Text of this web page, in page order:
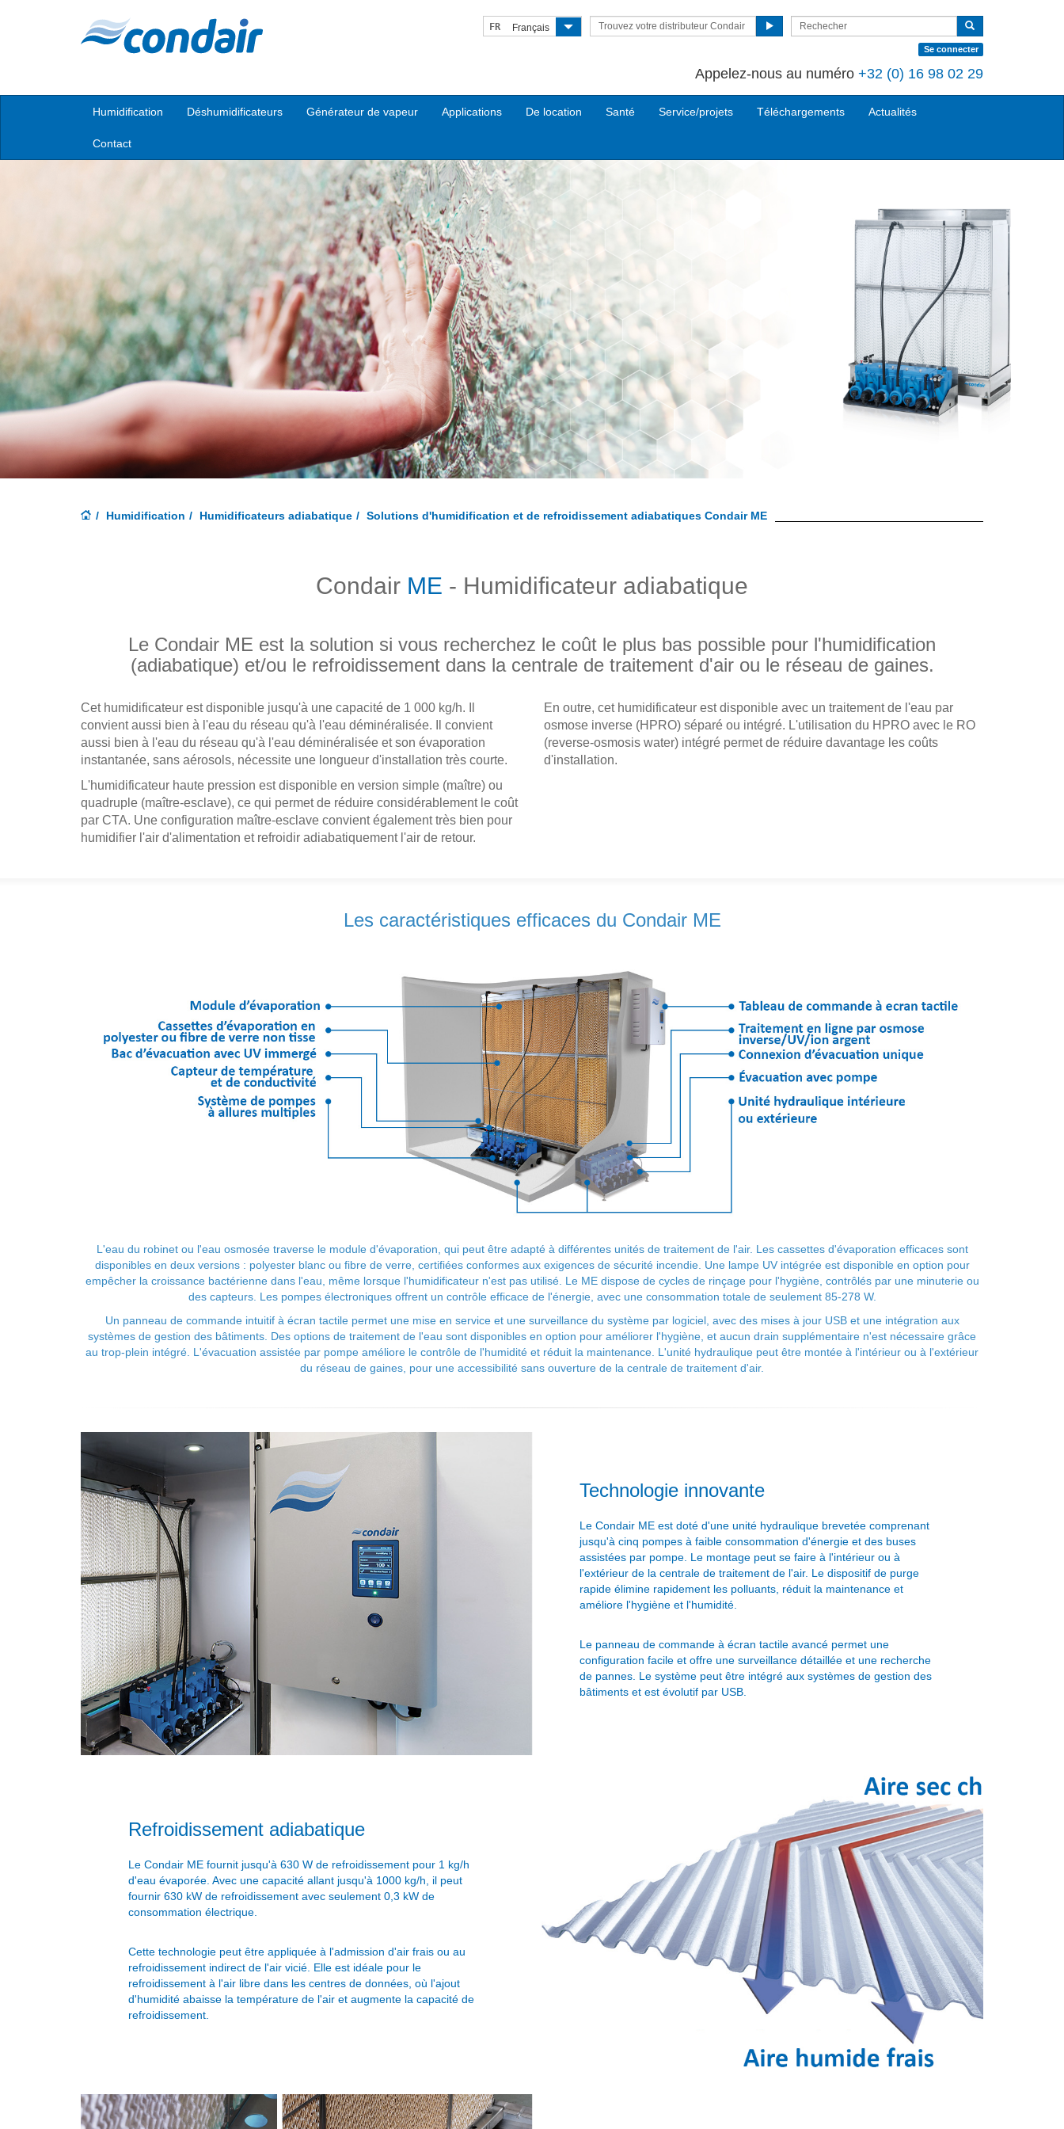
FR Français Trouvez votre distributeur Condair
Se connecter
Appelez-nous au numéro +32 (0) 16 98 02 29
Humidification Déshumidificateurs Générateur de vapeur Applications De location Santé Service/projets Téléchargements Actualités
Contact
Humidification Humidificateurs adiabatique Solutions d'humidification et de refroidissement adiabatiques Condair ME
Condair ME - Humidificateur adiabatique
Le Condair ME est la solution si vous recherchez le coût le plus bas possible pour l'humidification
(adiabatique) et/ou le refroidissement dans la centrale de traitement d'air ou le réseau de gaines.
Cet humidificateur est disponible jusqu'à une capacité de 1 000 kg/h. Il
convient aussi bien à l'eau du réseau qu'à l'eau déminéralisée. Il convient
aussi bien à l'eau du réseau qu'à l'eau déminéralisée et son évaporation
instantanée, sans aérosols, nécessite une longueur d'installation très courte.
L'humidificateur haute pression est disponible en version simple (maître) ou
quadruple (maître-esclave), ce qui permet de réduire considérablement le coût
par CTA. Une configuration maître-esclave convient également très bien pour
humidifier l'air d'alimentation et refroidir adiabatiquement l'air de retour.
En outre, cet humidificateur est disponible avec un traitement de l'eau par
osmose inverse (HPRO) séparé ou intégré. L'utilisation du HPRO avec le RO
(reverse-osmosis water) intégré permet de réduire davantage les coûts
d'installation.
Les caractéristiques efficaces du Condair ME
L'eau du robinet ou l'eau osmosée traverse le module d'évaporation, qui peut être adapté à différentes unités de traitement de l'air. Les cassettes d'évaporation efficaces sont
disponibles en deux versions : polyester blanc ou fibre de verre, certifiées conformes aux exigences de sécurité incendie. Une lampe UV intégrée est disponible en option pour
empêcher la croissance bactérienne dans l'eau, même lorsque l'humidificateur n'est pas utilisé. Le ME dispose de cycles de rinçage pour l'hygiène, contrôlés par une minuterie ou
des capteurs. Les pompes électroniques offrent un contrôle efficace de l'énergie, avec une consommation totale de seulement 85-278 W.
Un panneau de commande intuitif à écran tactile permet une mise en service et une surveillance du système par logiciel, avec des mises à jour USB et une intégration aux
systèmes de gestion des bâtiments. Des options de traitement de l'eau sont disponibles en option pour améliorer l'hygiène, et aucun drain supplémentaire n'est nécessaire grâce
au trop-plein intégré. L'évacuation assistée par pompe améliore le contrôle de l'humidité et réduit la maintenance. L'unité hydraulique peut être montée à l'intérieur ou à l'extérieur
du réseau de gaines, pour une accessibilité sans ouverture de la centrale de traitement d'air.
Technologie innovante
Le Condair ME est doté d'une unité hydraulique brevetée comprenant
jusqu'à cinq pompes à faible consommation d'énergie et des buses
assistées par pompe. Le montage peut se faire à l'intérieur ou à
l'extérieur de la centrale de traitement de l'air. Le dispositif de purge
rapide élimine rapidement les polluants, réduit la maintenance et
améliore l'hygiène et l'humidité.
Le panneau de commande à écran tactile avancé permet une
configuration facile et offre une surveillance détaillée et une recherche
de pannes. Le système peut être intégré aux systèmes de gestion des
bâtiments et est évolutif par USB.
Refroidissement adiabatique
Le Condair ME fournit jusqu'à 630 W de refroidissement pour 1 kg/h
d'eau évaporée. Avec une capacité allant jusqu'à 1000 kg/h, il peut
fournir 630 kW de refroidissement avec seulement 0,3 kW de
consommation électrique.
Cette technologie peut être appliquée à l'admission d'air frais ou au
refroidissement indirect de l'air vicié. Elle est idéale pour le
refroidissement à l'air libre dans les centres de données, où l'ajout
d'humidité abaisse la température de l'air et augmente la capacité de
refroidissement.